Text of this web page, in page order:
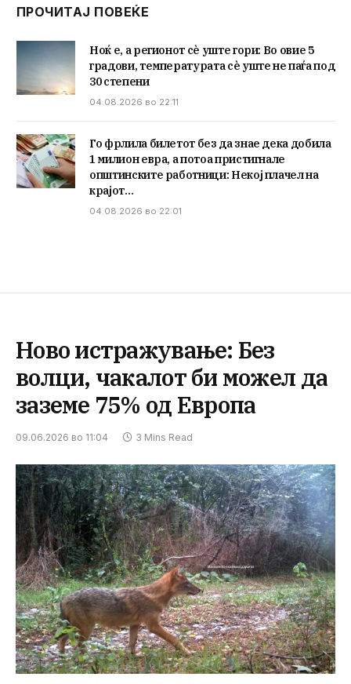
ПРОЧИТАЈ ПОВЕЌЕ
Ноќ е, а регионот сè уште гори: Во овие 5
градови, температурата сè уште не паѓа под
30 степени
04.08.2026 во 22:11
Го фрлила билетот без да знае дека добила
1 милион евра, а потоа пристигнале
општинските работници: Некој плачел на
крајот…
04.08.2026 во 22:01
Ново истражување: Без
волци, чакалот би можел да
заземе 75% од Европа
09.06.2026 во 11:04 3 Mins Read